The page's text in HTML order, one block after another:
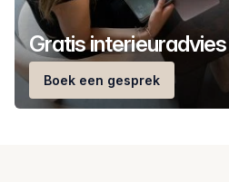
Gratis interieuradvies
Boek een gesprek